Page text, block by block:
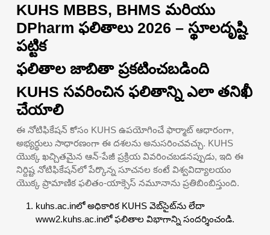
KUHS MBBS, BHMS మరియు
DPharm ఫలితాలు 2026 – స్థూలదృష్టి
పట్టిక
ఫలితాల జాబితా ప్రకటించబడింది
KUHS సవరించిన ఫలితాన్ని ఎలా తనిఖీ
చేయాలి
ఈ నోటిఫికేషన్ కోసం KUHS ఉపయోగించే ఫార్మాట్ ఆధారంగా,
అభ్యర్థులు సాధారణంగా ఈ దశలను అనుసరించవచ్చు. KUHS
యొక్క ఖచ్చితమైన ఆన్-పేజీ ప్రక్రియ వివరించబడనప్పుడు, ఇది ఈ
నిర్దిష్ట నోటిఫికేషన్‌లో పేర్కొన్న సూచనల కంటే విశ్వవిద్యాలయం
యొక్క ప్రామాణిక ఫలితం-యాక్సెస్ నమూనాను ప్రతిబింబిస్తుంది.
kuhs.ac.inలో అధికారిక KUHS వెబ్‌సైట్‌ను లేదా
www2.kuhs.ac.inలో ఫలితాల విభాగాన్ని సందర్శించండి.